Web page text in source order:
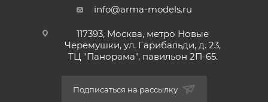
info@arma-models.ru
117393, Москва, метро Новые
Черемушки, ул. Гарибальди, д. 23,
ТЦ "Панорама", павильон 2П-65.
Подписаться на рассылку